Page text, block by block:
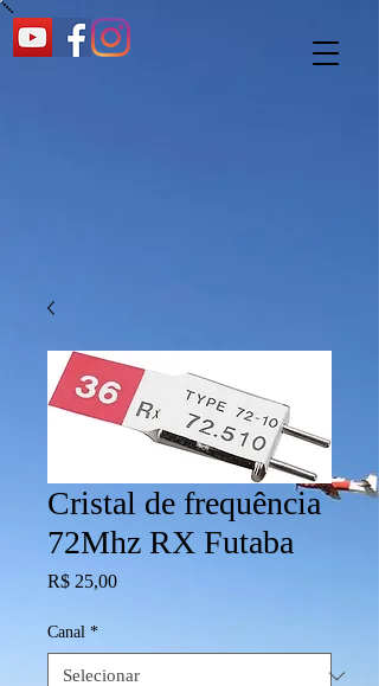
Cristal de frequência
72Mhz RX Futaba
R$ 25,00Preço
Canal *